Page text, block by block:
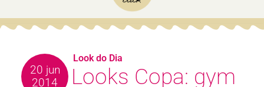
20 jun
2014
Looks Copa: gym
Look do Dia